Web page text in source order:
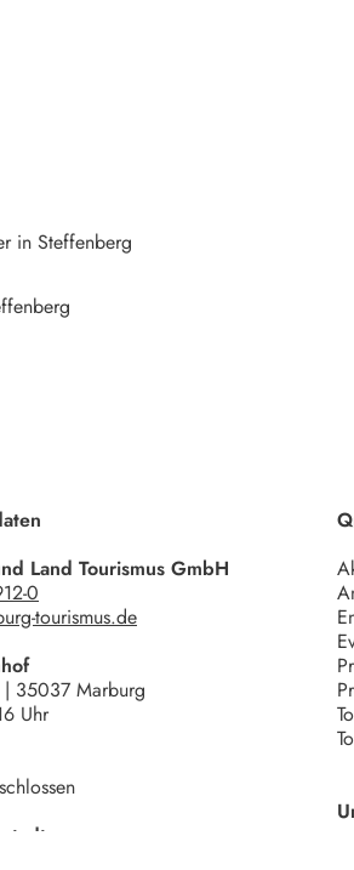
Land Tourismus GmbH
0
tourismus.de
| 35037 Marburg
Uhr